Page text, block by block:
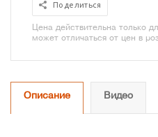
Поделиться
Цена действительна только
может отличаться от цен в
Описание Видео